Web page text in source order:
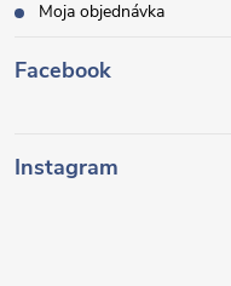
Moja objednávka
Facebook
Instagram